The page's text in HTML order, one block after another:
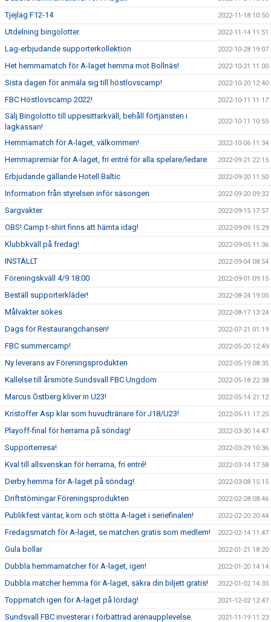
Tjejlag F12-14 2022-11-18 10:50
Utdelning bingolotter. 2022-11-14 11:51
Lag-erbjudande supporterkollektion 2022-10-28 19:07
Het hemmamatch för A-laget hemma mot Bollnäs! 2022-10-21 11:00
Sista dagen för anmäla sig till höstlovscamp! 2022-10-20 12:40
FBC Höstlovscamp 2022! 2022-10-11 11:17
Sälj Bingolotto till uppesittarkväll, behåll förtjänsten i
lagkassan!
2022-10-11 10:55
Hemmamatch för A-laget, välkommen! 2022-10-06 11:34
Hemmapremiär för A-laget, fri entré för alla spelare/ledare. 2022-09-21 22:15
Erbjudande gällande Hotell Baltic 2022-09-20 11:50
Information från styrelsen inför säsongen 2022-09-20 09:32
Sargvakter 2022-09-15 17:57
OBS! Camp t-shirt finns att hämta idag! 2022-09-09 15:29
Klubbkväll på fredag! 2022-09-05 11:36
INSTÄLLT 2022-09-04 08:54
Föreningskväll 4/9 18:00 2022-09-01 09:15
Beställ supporterkläder! 2022-08-24 19:05
Målvakter sökes 2022-08-17 13:24
Dags för Restaurangchansen! 2022-07-21 01:19
FBC summercamp! 2022-05-20 12:49
Ny leverans av Föreningsprodukten 2022-05-19 08:35
Kallelse till årsmöte Sundsvall FBC Ungdom 2022-05-18 22:38
Marcus Östberg kliver in U23! 2022-05-14 21:12
Kristoffer Asp klar som huvudtränare för J18/U23! 2022-05-11 17:25
Playoff-final för herrarna på söndag! 2022-03-30 14:47
Supporterresa! 2022-03-29 10:36
Kval till allsvenskan för herrarna, fri entré! 2022-03-14 17:58
Derby hemma för A-laget på söndag! 2022-03-08 15:15
Driftstörningar Föreningsprodukten 2022-02-28 08:46
Publikfest väntar, kom och stötta A-laget i seriefinalen! 2022-02-20 20:44
Fredagsmatch för A-laget, se matchen gratis som medlem! 2022-02-14 11:47
Gula bollar 2022-01-21 18:20
Dubbla hemmamatcher för A-laget, igen! 2022-01-20 14:14
Dubbla matcher hemma för A-laget, säkra din biljett gratis! 2022-01-02 14:35
Toppmatch igen för A-laget på lördag! 2021-12-02 12:47
Sundsvall FBC investerar i förbättrad arenaupplevelse. 2021-11-19 11:23